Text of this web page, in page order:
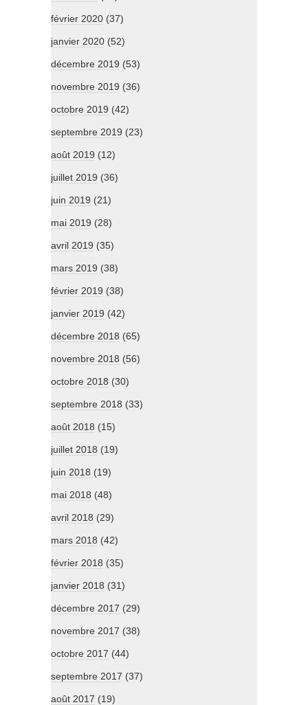
février 2020 (37)
janvier 2020 (52)
décembre 2019 (53)
novembre 2019 (36)
octobre 2019 (42)
septembre 2019 (23)
août 2019 (12)
juillet 2019 (36)
juin 2019 (21)
mai 2019 (28)
avril 2019 (35)
mars 2019 (38)
février 2019 (38)
janvier 2019 (42)
décembre 2018 (65)
novembre 2018 (56)
octobre 2018 (30)
septembre 2018 (33)
août 2018 (15)
juillet 2018 (19)
juin 2018 (19)
mai 2018 (48)
avril 2018 (29)
mars 2018 (42)
février 2018 (35)
janvier 2018 (31)
décembre 2017 (29)
novembre 2017 (38)
octobre 2017 (44)
septembre 2017 (37)
août 2017 (19)